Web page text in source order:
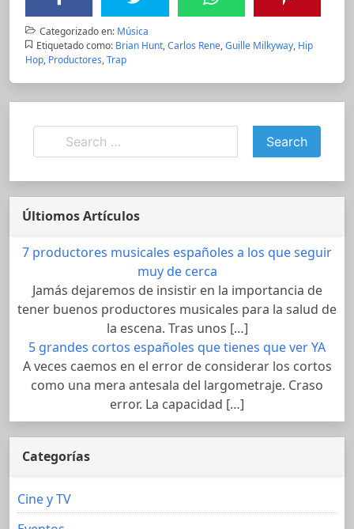
Categorizado en: Música
Etiquetado como: Brian Hunt,Carlos Rene,Guille Milkyway, Hip
Hop, Productores,Trap
Últiomos Artículos
7 productores musicales españoles a los que seguir
muy de cerca
Jamás dejaremos de insistir en la importancia de
tener buenos productores musicales para la salud de
la escena. Tras unos […]
5 grandes cortos españoles que tienes que ver YA
A veces caemos en el error de considerar los cortos
como una mera antesala del largometraje. Craso
error. La capacidad […]
Categorías
Cine y TV